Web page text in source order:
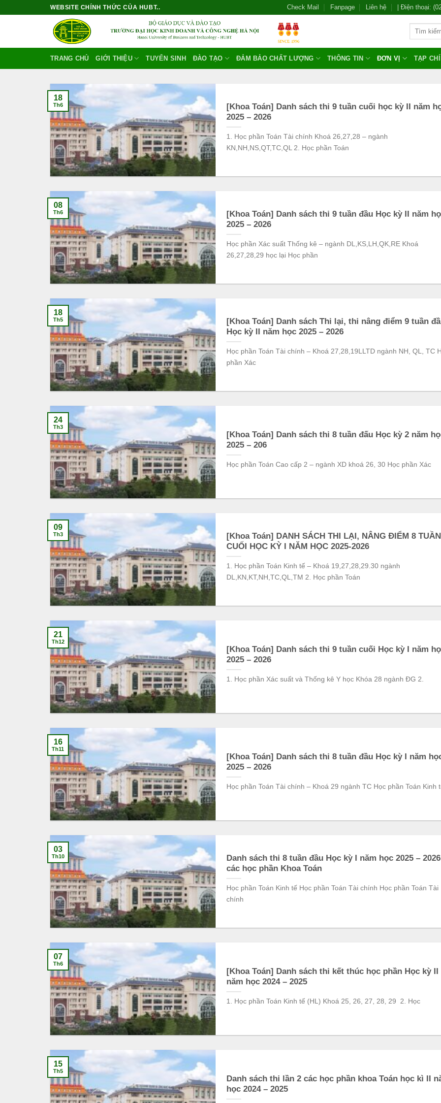
WEBSITE CHÍNH THỨC CỦA HUBT.. Check Mail Fanpage Liên hệ | Điện thoại:
TRANG CHỦ GIỚI THIỆU TUYỂN SINH ĐÀO TẠO ĐẢM BẢO CHẤT LƯỢNG THÔNG TIN ĐƠN VỊ TẠP
[Khoa Toán] Danh sách thi 9 tuần cuối học kỳ II năm
2025 – 2026
1. Học phần Toán Tài chính Khoá 26,27,28 – ngành
KN,NH,NS,QT,TC,QL 2. Học phần Toán
18
Th6
[Khoa Toán] Danh sách thi 9 tuần đầu Học kỳ II năm
2025 – 2026
Học phần Xác suất Thống kê – ngành DL,KS,LH,QK,RE Khoá
26,27,28,29 học lại Học phần
08
Th6
[Khoa Toán] Danh sách Thi lại, thi nâng điểm 9 tuần
Học kỳ II năm học 2025 – 2026
Học phần Toán Tài chính – Khoá 27,28,19LLTD ngành NH, QL, TC
phần Xác
18
Th5
[Khoa Toán] Danh sách thi 8 tuần đấu Học kỳ 2 năm
2025 – 206
Học phần Toán Cao cấp 2 – ngành XD khoá 26, 30 Học phần Xác
24
Th3
[Khoa Toán] DANH SÁCH THI LẠI, NÂNG ĐIỂM 8 TUẦN
CUỐI HỌC KỲ I NĂM HỌC 2025-2026
1. Học phần Toán Kinh tế – Khoá 19,27,28,29.30 ngành
DL,KN,KT,NH,TC,QL,TM 2. Học phần Toán
09
Th3
[Khoa Toán] Danh sách thi 9 tuần cuối Học kỳ I năm
2025 – 2026
1. Học phần Xác suất và Thống kê Y học Khóa 28 ngành ĐG 2.
21
Th12
[Khoa Toán] Danh sách thi 8 tuần đầu Học kỳ I năm
2025 – 2026
Học phần Toán Tài chính – Khoá 29 ngành TC Học phần Toán Kinh
16
Th11
Danh sách thi 8 tuần đầu Học kỳ I năm học 2025 – 2026
các học phần Khoa Toán
Học phần Toán Kinh tế Học phần Toán Tài chính Học phần Toán Tài
chính
03
Th10
[Khoa Toán] Danh sách thi kết thúc học phần Học kỳ II
năm học 2024 – 2025
1. Học phần Toán Kinh tế (HL) Khoá 25, 26, 27, 28, 29 2. Học
07
Th6
Danh sách thi lần 2 các học phần khoa Toán học kì II
học 2024 – 2025
15
Th5